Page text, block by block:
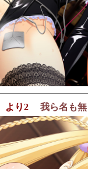
より2 我ら名も